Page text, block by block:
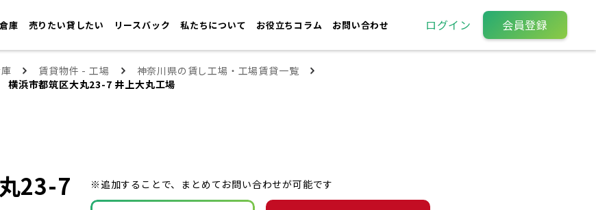
庫 売りたい貸したい リースバック 私たちについて お役立ちコラム お問い合わせ ログイン 会員登録
賃貸物件 - 工場
神奈川県の賃し工場・工場賃貸一覧
横浜市都筑区大丸23-7 井上大丸工場
23-7
※追加することで、まとめてお問い合わせが可能です